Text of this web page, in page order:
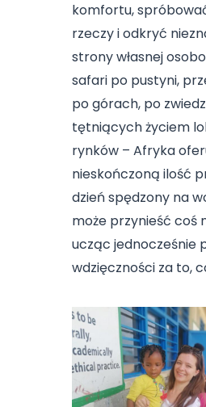
komfortu,
rzeczy i odkryć
strony własnej
safari po pustyni,
po górach, po
tętniących życiem
rynków – Afryka
nieskończoną ilość
dzień spędzony na
może przynieść coś
ucząc jednocześnie
wdzięczności za to,